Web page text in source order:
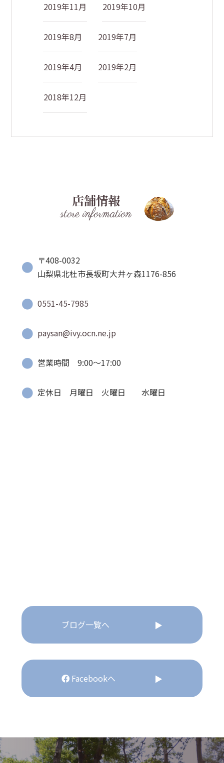
2019年11月 2019年10月
2019年8月 2019年7月
2019年4月 2019年2月
2018年12月
店舗情報
store information
〒408-0032
山梨県北杜市長坂町大井ヶ森1176-856
0551-45-7985
paysan@ivy.ocn.ne.jp
営業時間 9:00〜17:00
定休日 月曜日 火曜日 水曜日
ブログ一覧へ
Facebookへ